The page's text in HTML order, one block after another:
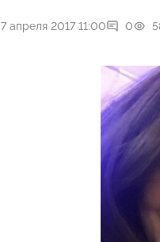
7 апреля 2017 11:00 0